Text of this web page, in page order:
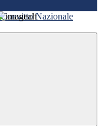
Convitto Nazionale